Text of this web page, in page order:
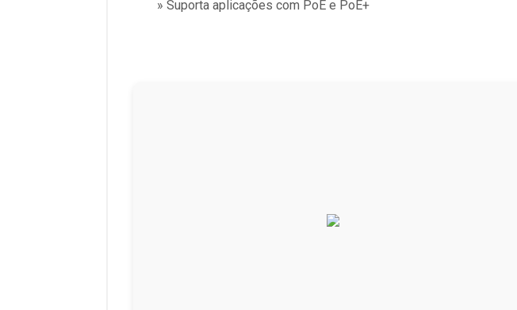
» Suporta aplicações com PoE e PoE+